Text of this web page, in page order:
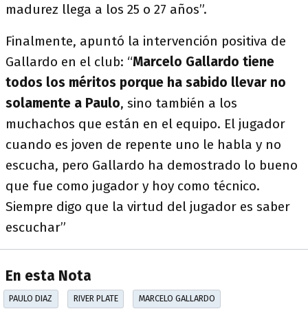
madurez llega a los 25 o 27 años”.
Finalmente, apuntó la intervención positiva de
Gallardo en el club: “Marcelo Gallardo tiene
todos los méritos porque ha sabido llevar no
solamente a Paulo, sino también a los
muchachos que están en el equipo. El jugador
cuando es joven de repente uno le habla y no
escucha, pero Gallardo ha demostrado lo bueno
que fue como jugador y hoy como técnico.
Siempre digo que la virtud del jugador es saber
escuchar”
En esta Nota
PAULO DIAZ RIVER PLATE MARCELO GALLARDO